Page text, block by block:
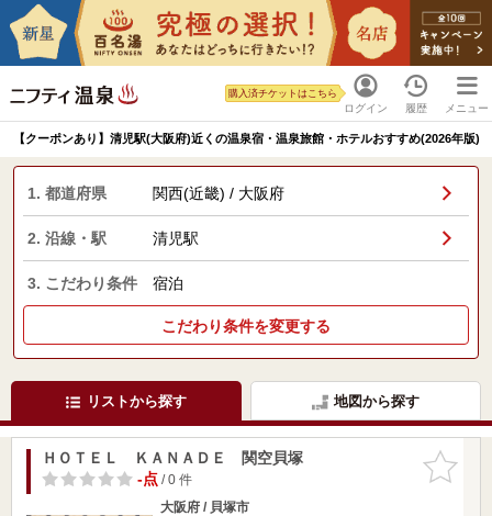
ログイン
購入済チケットはこちら
履歴 メニュー
【クーポンあり】清児駅(大阪府)近くの温泉宿・温泉旅館・ホテルおすすめ(2026年版)
1. 都道府県 関西(近畿) / 大阪府
2. 沿線・駅 清児駅
3. こだわり条件 宿泊
こだわり条件を変更する
リストから探す 地図から探す
お気に入
りに追加
ＨＯＴＥＬ ＫＡＮＡＤＥ 関空貝塚
-点/ 0 件
大阪府 / 貝塚市